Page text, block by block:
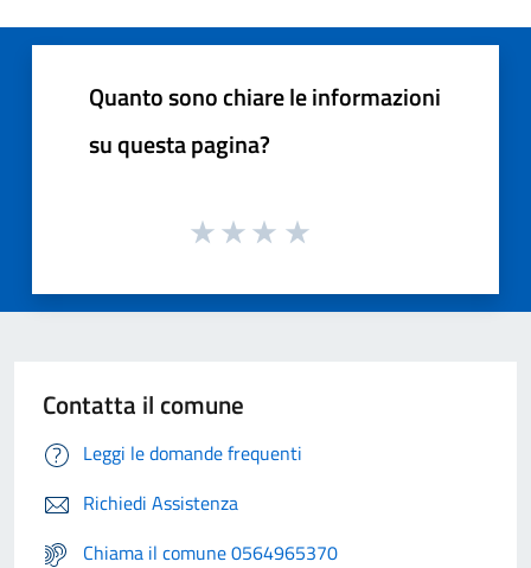
Quanto sono chiare le informazioni
su questa pagina?
Contatta il comune
Leggi le domande frequenti
Richiedi Assistenza
Chiama il comune 0564965370